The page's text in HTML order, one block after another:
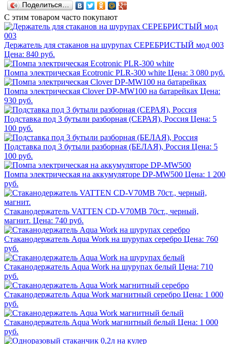
Поделиться…
С этим товаром часто покупают
Держатель для стаканов на шурупах СЕРЕБРИСТЫЙ мод 003
Цена: 840 руб.
Помпа электрическая Ecotronic PLR-300 white Цена: 3 080 руб.
Помпа электрическая Clover DP-MW100 на батарейках Цена:
930 руб.
Подставка под 3 бутыли разборная (СЕРАЯ), Россия Цена: 5
100 руб.
Подставка под 3 бутыли разборная (БЕЛАЯ), Россия Цена: 5
100 руб.
Помпа электрическая на аккумуляторе DP-MW500 Цена: 1 200
руб.
Стаканодержатель VATTEN CD-V70MB 70ст., черный,
магнит. Цена: 740 руб.
Стаканодержатель Aqua Work на шурупах серебро Цена: 760
руб.
Стаканодержатель Aqua Work на шурупах белый Цена: 710
руб.
Стаканодержатель Aqua Work магнитный серебро Цена: 1 000
руб.
Стаканодержатель Aqua Work магнитный белый Цена: 1 000
руб.